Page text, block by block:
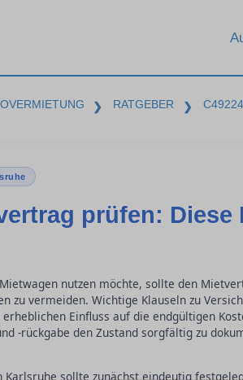
❯ RATGEBER ❯ C49224
prüfen: Diese
nutzen möchte, sollte den
zu vermeiden. Wichtige Klauseln zu
Einfluss auf die endgültigen
-rückgabe den Zustand sorgfältig zu
sollte zunächst eindeutig